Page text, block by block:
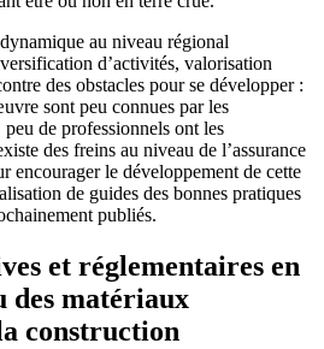
au niveau régional
d’activités, valorisation
des obstacles pour se développer :
sont peu connues par les
de professionnels ont les
des freins au niveau de l’assurance
encourager le développement de cette
de guides des bonnes pratiques
publiés.
et réglementaires en
des matériaux
construction